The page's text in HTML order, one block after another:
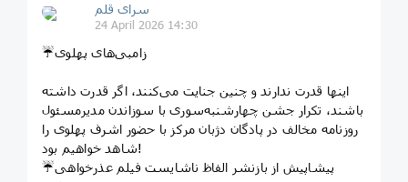
سرای قلم
24 April 2026 14:30
☔️زامبی‌های پهلوی
اینها قدرت ندارند و چنین جنایت می‌کنند، اگر قدرت داشته
باشند، تکرار جشن چهارشنبه‌سوری با سوزاندن مدیرمسئول
روزنامه مخالف در پادگان دژبان مرکز با حضور اشرف پهلوی را
شاهد خواهیم بود!
☔️پیشاپیش از بازنشر الفاظ ناشایست فیلم عذرخواهی